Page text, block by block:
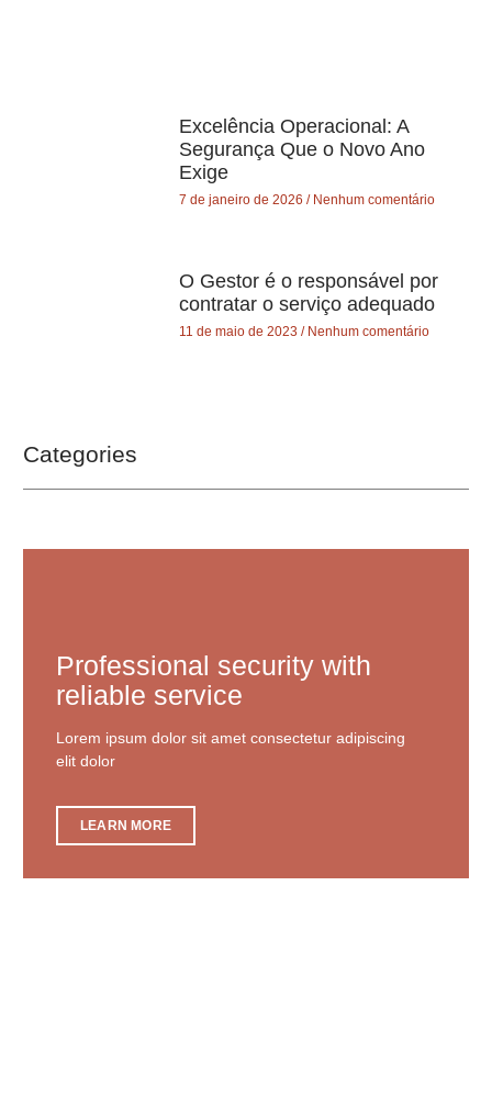
Excelência Operacional: A
Segurança Que o Novo Ano
Exige
7 de janeiro de 2026 Nenhum comentário
O Gestor é o responsável por
contratar o serviço adequado
11 de maio de 2023 Nenhum comentário
Categories
Professional security with
reliable service
Lorem ipsum dolor sit amet consectetur adipiscing
elit dolor
LEARN MORE